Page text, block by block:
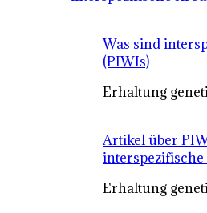
Was sind
(PIWIs)
Erhaltung
Artikel über
interspezifische
Erhaltung